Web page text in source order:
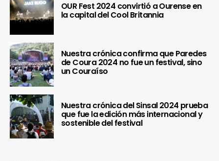
OUR Fest 2024 convirtió a Ourense en
la capital del Cool Britannia
Nuestra crónica confirma que Paredes
de Coura 2024 no fue un festival, sino
un Couraíso
Nuestra crónica del Sinsal 2024 prueba
que fue la edición más internacional y
sostenible del festival